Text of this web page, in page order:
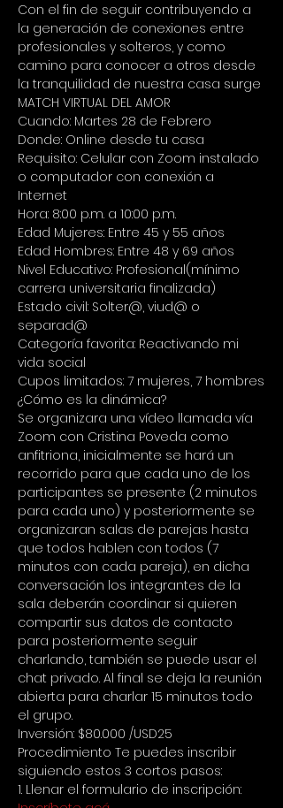
Con el fin de seguir contribuyendo a
la generación de conexiones entre
profesionales y solteros, y como
camino para conocer a otros desde
la tranquilidad de nuestra casa surge
MATCH VIRTUAL DEL AMOR
Cuando: Martes 28 de Febrero
Donde: Online desde tu casa
Requisito: Celular con Zoom instalado
o computador con conexión a
Internet
Hora: 8:00 p.m. a 10:00 p.m.
Edad Mujeres: Entre 45 y 55 años
Edad Hombres: Entre 48 y 69 años
Nivel Educativo: Profesional(mínimo
carrera universitaria finalizada)
Estado civil: Solter@, viud@ o
separad@
Categoría favorita: Reactivando mi
vida social
Cupos limitados: 7 mujeres, 7 hombres
¿Cómo es la dinámica?
Se organizara una vídeo llamada vía
Zoom con Cristina Poveda como
anfitriona, inicialmente se hará un
recorrido para que cada uno de los
participantes se presente (2 minutos
para cada uno) y posteriormente se
organizaran salas de parejas hasta
que todos hablen con todos (7
minutos con cada pareja), en dicha
conversación los integrantes de la
sala deberán coordinar si quieren
compartir sus datos de contacto
para posteriormente seguir
charlando, también se puede usar el
chat privado. Al final se deja la reunión
abierta para charlar 15 minutos todo
el grupo.
Inversión: $80.000 /USD25
Procedimiento Te puedes inscribir
siguiendo estos 3 cortos pasos:
1. Llenar el formulario de inscripción: